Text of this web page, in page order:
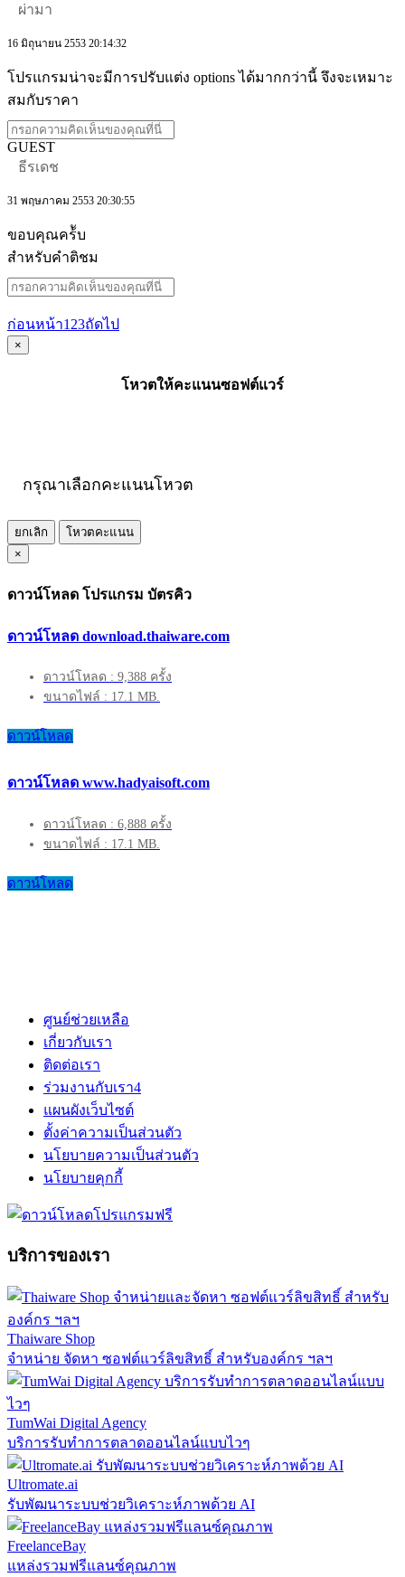
ผ่ามา
16 มิถุนายน 2553 20:14:32
โปรแกรมน่าจะมีการปรับแต่ง options ได้มากกว่านี้ จึงจะเหมาะ
สมกับราคา
GUEST
ธีรเดช
31 พฤษภาคม 2553 20:30:55
ขอบคุณคร้ับ
สำหรับคำติชม
ก่อนหน้า1 23ถัดไป
×
โหวตให้คะแนนซอฟต์แวร์
กรุณาเลือกคะแนนโหวต
ยกเลิก
โหวตคะแนน
×
ดาวน์โหลด โปรแกรม บัตรคิว
ดาวน์โหลด download.thaiware.com
ดาวน์โหลด : 9,388 ครั้ง
ขนาดไฟล์ : 17.1 MB.
ดาวน์โหลด
ดาวน์โหลด www.hadyaisoft.com
ดาวน์โหลด : 6,888 ครั้ง
ขนาดไฟล์ : 17.1 MB.
ดาวน์โหลด
ศูนย์ช่วยเหลือ
เกี่ยวกับเรา
ติดต่อเรา
ร่วมงานกับเรา4
แผนผังเว็บไซต์
ตั้งค่าความเป็นส่วนตัว
นโยบายความเป็นส่วนตัว
นโยบายคุกกี้
บริการของเรา
Thaiware Shop
จำหน่าย จัดหา ซอฟต์แวร์ลิขสิทธิ์ สำหรับองค์กร ฯลฯ
TumWai Digital Agency
บริการรับทำการตลาดออนไลน์แบบไวๆ
Ultromate.ai
รับพัฒนาระบบช่วยวิเคราะห์ภาพด้วย AI
FreelanceBay
แหล่งรวมฟรีแลนซ์คุณภาพ